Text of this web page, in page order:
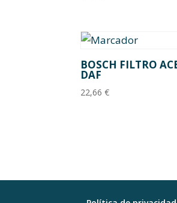
BOSCH FILTRO
DAF
22,66€